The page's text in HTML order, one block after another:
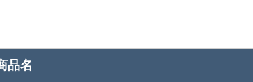
品名